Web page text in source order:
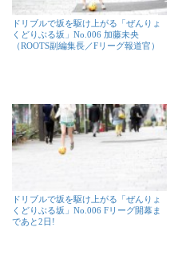
ドリブルで坂を駆け上がる「ぜんりょ
くどりぶる坂」No.006 加藤未央
（ROOTS副編集長／Fリーグ報道官）
ドリブルで坂を駆け上がる「ぜんりょ
くどりぶる坂」No.006 Fリーグ開幕ま
であと2日!